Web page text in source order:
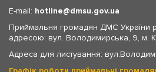
E-mail: hotline
dmsu.gov.ua
Приймальня громадян ДМС України
адресою: вул. Володимирська, 9, м.
Адреса для листування: